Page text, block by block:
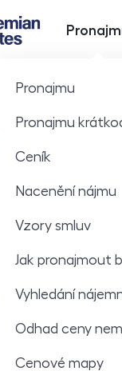
Hlavní
Pronajmu
Pronajmu
Ceník
Nacenění nájmu
Vzory smluv
Jak pronajmout
Vyhledání
Odhad ceny
Cenové mapy
ulice